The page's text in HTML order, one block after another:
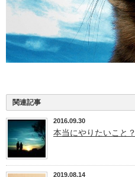
関連記事
2016.09.30
本当にやりたいこと？
2019.08.14